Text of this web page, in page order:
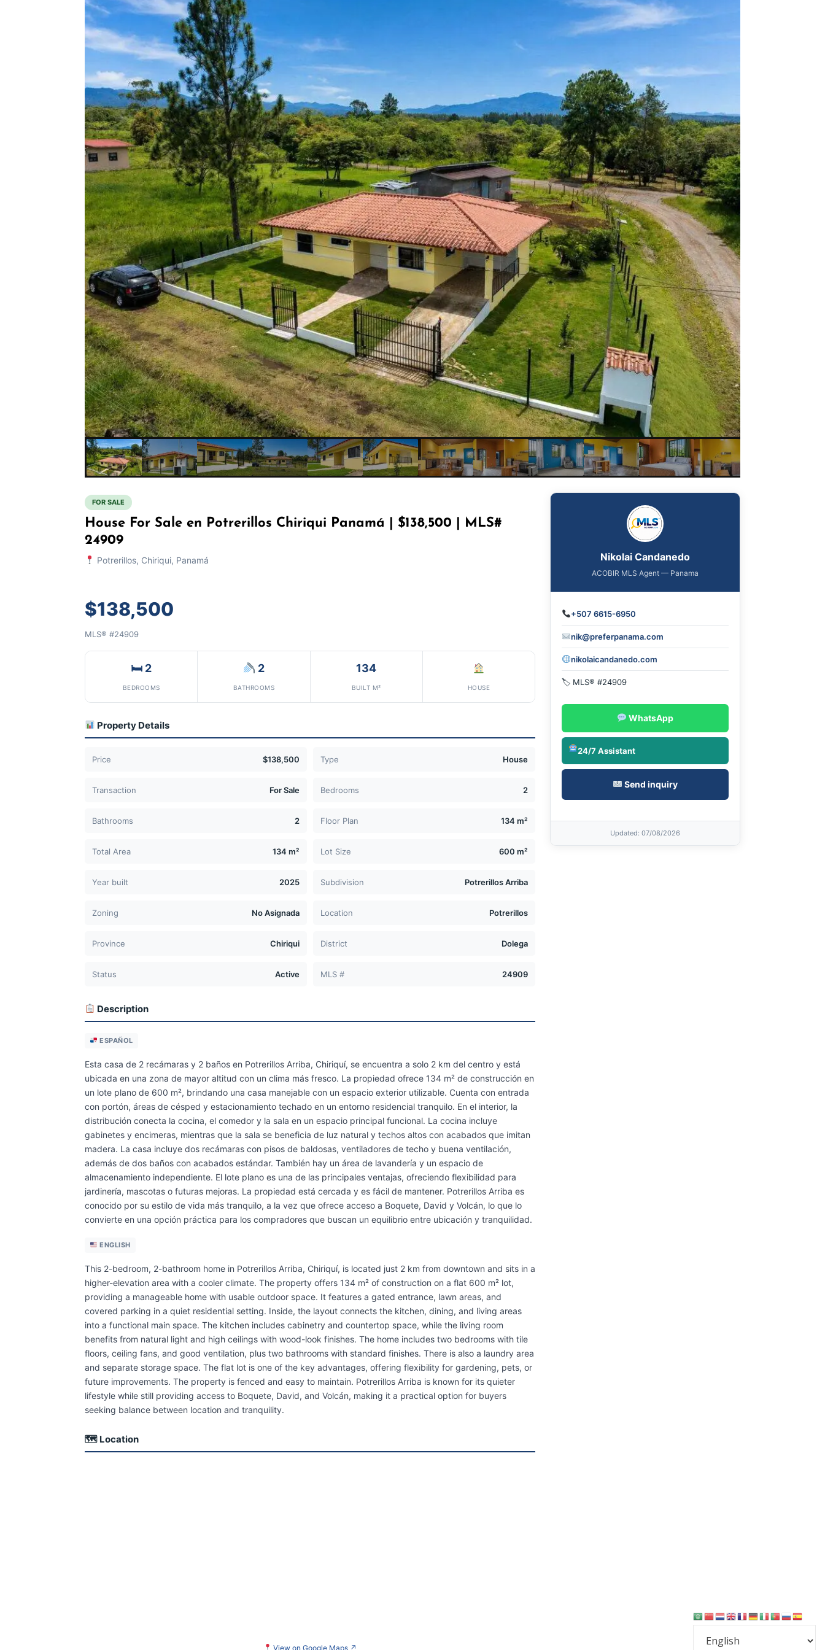
FOR SALE
House For Sale en Potrerillos Chiriqui Panamá | $138,500 | MLS#
24909
Potrerillos, Chiriqui, Panamá
$138,500
MLS® #24909
🛏 2
BEDROOMS
2
BATHROOMS
134
BUILT M² HOUSE
Property Details
Price $138,500 Type House
Transaction For Sale Bedrooms 2
Bathrooms 2 Floor Plan 134 m²
Total Area 134 m² Lot Size 600 m²
Year built 2025 Subdivision Potrerillos Arriba
Zoning No Asignada Location Potrerillos
Province Chiriqui District Dolega
Status Active MLS # 24909
Description
ESPAÑOL
Esta casa de 2 recámaras y 2 baños en Potrerillos Arriba, Chiriquí, se encuentra a solo 2 km del centro y está
ubicada en una zona de mayor altitud con un clima más fresco. La propiedad ofrece 134 m² de construcción en
un lote plano de 600 m², brindando una casa manejable con un espacio exterior utilizable. Cuenta con entrada
con portón, áreas de césped y estacionamiento techado en un entorno residencial tranquilo. En el interior, la
distribución conecta la cocina, el comedor y la sala en un espacio principal funcional. La cocina incluye
gabinetes y encimeras, mientras que la sala se beneficia de luz natural y techos altos con acabados que imitan
madera. La casa incluye dos recámaras con pisos de baldosas, ventiladores de techo y buena ventilación,
además de dos baños con acabados estándar. También hay un área de lavandería y un espacio de
almacenamiento independiente. El lote plano es una de las principales ventajas, ofreciendo flexibilidad para
jardinería, mascotas o futuras mejoras. La propiedad está cercada y es fácil de mantener. Potrerillos Arriba es
conocido por su estilo de vida más tranquilo, a la vez que ofrece acceso a Boquete, David y Volcán, lo que lo
convierte en una opción práctica para los compradores que buscan un equilibrio entre ubicación y tranquilidad.
ENGLISH
This 2-bedroom, 2-bathroom home in Potrerillos Arriba, Chiriquí, is located just 2 km from downtown and sits in a
higher-elevation area with a cooler climate. The property offers 134 m² of construction on a flat 600 m² lot,
providing a manageable home with usable outdoor space. It features a gated entrance, lawn areas, and
covered parking in a quiet residential setting. Inside, the layout connects the kitchen, dining, and living areas
into a functional main space. The kitchen includes cabinetry and countertop space, while the living room
benefits from natural light and high ceilings with wood-look finishes. The home includes two bedrooms with tile
floors, ceiling fans, and good ventilation, plus two bathrooms with standard finishes. There is also a laundry area
and separate storage space. The flat lot is one of the key advantages, offering flexibility for gardening, pets, or
future improvements. The property is fenced and easy to maintain. Potrerillos Arriba is known for its quieter
lifestyle while still providing access to Boquete, David, and Volcán, making it a practical option for buyers
seeking balance between location and tranquility.
🗺 Location
View on Google Maps ↗
Nikolai Candanedo
ACOBIR MLS Agent — Panama
+507 6615-6950
nik@preferpanama.com
nikolaicandanedo.com
🏷 MLS® #24909
WhatsApp
24/7 Assistant
Send inquiry
Updated: 07/08/2026